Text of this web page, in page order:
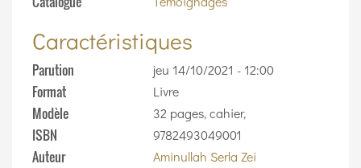
Caractéristiques
Parution jeu 14/10/2021 - 12:00
Format Livre
Modèle 32 pages, cahier,
ISBN 9782493049001
Auteur Aminullah Serla Zei